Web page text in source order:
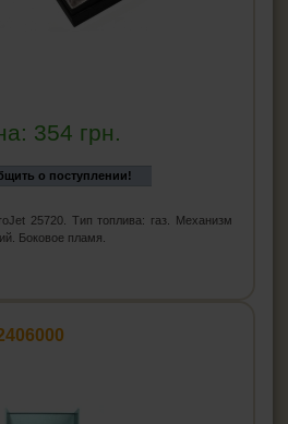
354 грн.
о поступлении!
25720. Тип топлива: газ. Механизм
Боковое пламя.